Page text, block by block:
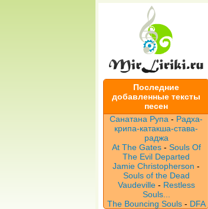
Последние
добавленные тексты
песен
Санатана Рупа - Радха-
крипа-катакша-става-
раджа
At The Gates- Souls Of
The Evil Departed
Jamie Christopherson -
Souls of the Dead
Vaudeville - Restless
Souls...
The Bouncing Souls- DFA